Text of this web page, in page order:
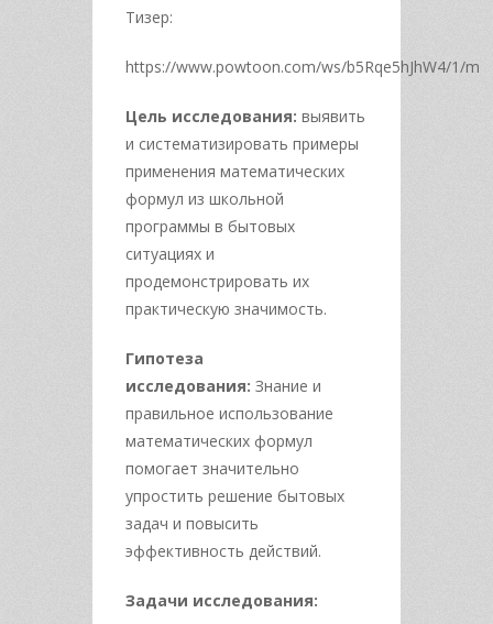
Тизер:
https://www.powtoon.com/ws/b5Rqe5hJhW4/1/m
Цель исследования: выявить
и систематизировать примеры
применения математических
формул из школьной
программы в бытовых
ситуациях и
продемонстрировать их
практическую значимость.
Гипотеза
исследования: Знание и
правильное использование
математических формул
помогает значительно
упростить решение бытовых
задач и повысить
эффективность действий.
Задачи исследования: